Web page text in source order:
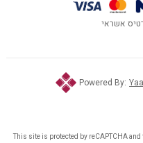
אשראי
Powered By:
This site is protected by reCAPTCHA and